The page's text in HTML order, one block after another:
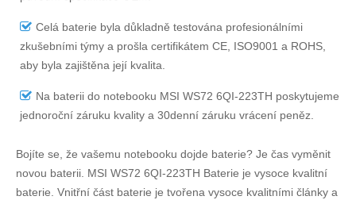
Celá baterie byla důkladně testována profesionálními
zkušebními týmy a prošla certifikátem CE, ISO9001 a ROHS,
aby byla zajištěna její kvalita.
Na baterii do notebooku MSI WS72 6QI-223TH poskytujeme
jednoroční záruku kvality a 30denní záruku vrácení peněz.
Bojíte se, že vašemu notebooku dojde baterie? Je čas vyměnit
novou baterii. MSI WS72 6QI-223TH Baterie je vysoce kvalitní
baterie. Vnitřní část baterie je tvořena vysoce kvalitními články a